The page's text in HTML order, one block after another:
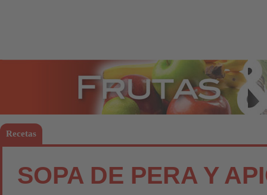
Recetas
SOPA DE PERA Y